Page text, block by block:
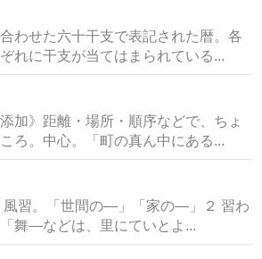
わせた六十干支で表記された暦。各
れに干支が当てはまられている...
加》距離・場所・順序などで、ちょ
ろ。中心。「町の真ん中にある...
風習。「世間の―」「家の―」２ 習わ
舞―などは、里にていとよ...